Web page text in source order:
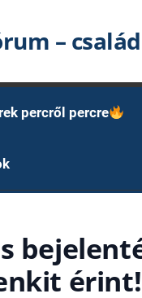
–
percről percre
érint!